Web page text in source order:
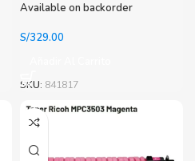
Available on backorder
S/329.00
SKU: 841817